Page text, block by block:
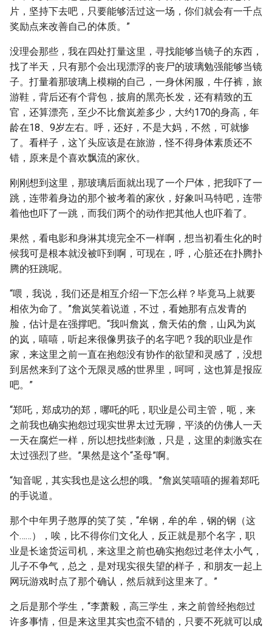
片，坚持下去吧，只要能够活过这一场，你们就会有一千点
奖励点来改善自己的体质。”
没理会那些，我在四处打量这里，寻找能够当镜子的东西，
找了半天，只有那个会出现漂浮的丧尸的玻璃勉强能够当镜
子。打量着那玻璃上模糊的自己，一身休闲服，牛仔裤，旅
游鞋，背后还有个背包，披肩的黑亮长发，还有精致的五
官，还算漂亮，至少不比詹岚差多少，大约170的身高，年
龄在18、9岁左右。呼，还好，不是大妈，不然，可就惨
了。看样子，这丫头应该是在旅游，怪不得身体素质还不
错，原来是个喜欢飘流的家伙。
刚刚想到这里，那玻璃后面就出现了一个尸体，把我吓了一
跳，连带着身边的那个被考着的家伙，好象叫马特吧，连带
着他也吓了一跳，而我们两个的动作把其他人也吓着了。
果然，看电影和身淋其境完全不一样啊，想当初看生化的时
候我可是根本就没被吓到啊，可现在，呼，心脏还在扑腾扑
腾的狂跳呢。
“喂，我说，我们还是相互介绍一下怎么样？毕竟马上就要
相依为命了。”詹岚笑着说道，不过，看她那有点发青的
脸，估计是在强撑吧。“我叫詹岚，詹天佑的詹，山风为岚
的岚，嘻嘻，听起来很像男孩子的名字吧？我的职业是作
家，来这里之前一直在抱怨没有协作的欲望和灵感了，没想
到居然来到了这个无限灵感的世界里，呵呵，这也算是报应
吧。”
“郑吒，郑成功的郑，哪吒的吒，职业是公司主管，呃，来
之前我也确实抱怨过现实世界太过无聊，平淡的仿佛人一天
一天在腐烂一样，所以想找些刺激，只是，这里的刺激实在
太过强烈了些。”果然是这个“圣母”啊。
“知音呢，其实我也是这么想的哦。”詹岚笑嘻嘻的握着郑吒
的手说道。
那个中年男子憨厚的笑了笑，“牟钢，牟的牟，钢的钢（这
个……），唉，比不得你们文化人，反正就是那个名字，职
业是长途货运司机，来这里之前也确实抱怨过老伴太小气，
儿子不争气，总之，是对现实很失望的样子，和朋友一起上
网玩游戏时点了那个确认，然后就到这里来了。”
之后是那个学生，“李萧毅，高三学生，来之前曾经抱怨过
许多事情，但是来这里其实也蛮不错的，只要不死就可以成